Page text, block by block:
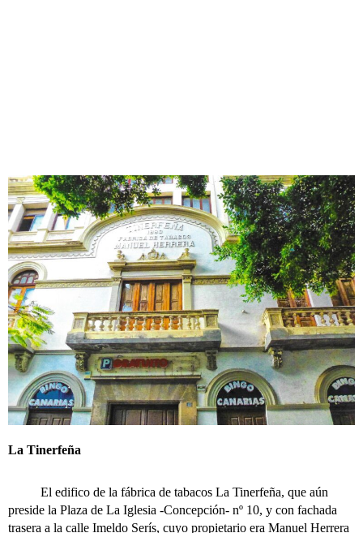
La Tinerfeña
El edifico de la fábrica de tabacos La Tinerfeña, que aún
preside la Plaza de La Iglesia -Concepción- nº 10, y con fachada
trasera a la calle Imeldo Serís, cuyo propietario era Manuel Herrera